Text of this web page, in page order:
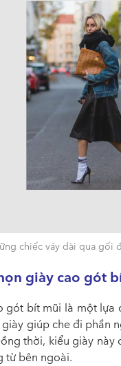
chiếc váy dài qua gối
giày cao gót
gót bít mũi là một lựa
giúp che đi phần
thời, kiểu giày này
từ bên ngoài.